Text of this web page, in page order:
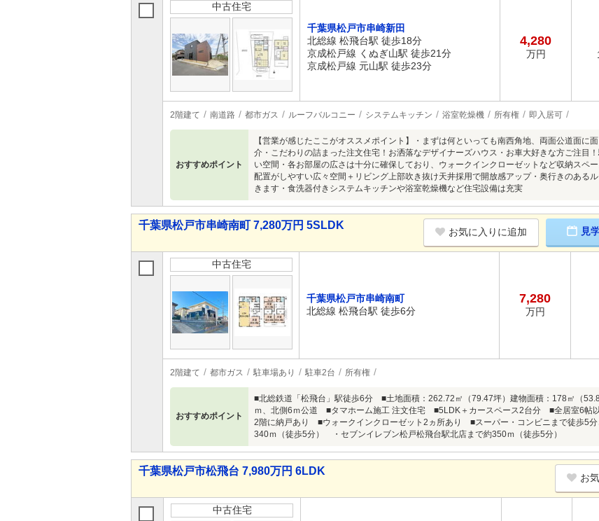
中古住宅
千葉県松戸市串崎新田
北総線 松飛台駅 徒歩18分
京成松戸線 くぬぎ山駅 徒歩21分
京成松戸線 元山駅 徒歩23分
4,280
万円
2階建て 南道路 都市ガス ルーフバルコニー システムキッチン 浴室乾燥機 所有権 即入居可
おすすめポイント
【営業が感じたここがオススメポイント】・まずは何といっても南西角地、両面公道面に
介・こだわりの詰まった注文住宅！お洒落なデザイナーズハウス・お車大好きな方ご注目
い空間・各お部屋の広さは十分に確保しており、ウォークインクローゼットなど収納スペ
配置がしやすい広々空間＋リビング上部吹き抜け天井採用で開放感アップ・奥行きのある
きます・食洗器付きシステムキッチンや浴室乾燥機など住宅設備は充実
千葉県松戸市串崎南町 7,280万円 5SLDK
お気に入りに追加 見
中古住宅
千葉県松戸市串崎南町
北総線 松飛台駅 徒歩6分
7,280
万円
2階建て 都市ガス 駐車場あり 駐車2台 所有権
おすすめポイント
■北総鉄道「松飛台」駅徒歩6分 ■土地面積：262.72㎡（79.47坪）建物面積：178㎡（
ｍ、北側6ｍ公道 ■タマホーム施工 注文住宅 ■5LDK＋カースペース2台分 ■全居室6帖
2階に納戸あり ■ウォークインクローゼット2ヵ所あり ■スーパー・コンビニまで徒歩
340ｍ（徒歩5分） ・セブンイレブン松戸松飛台駅北店まで約350ｍ（徒歩5分）
千葉県松戸市松飛台 7,980万円 6LDK
お
中古住宅